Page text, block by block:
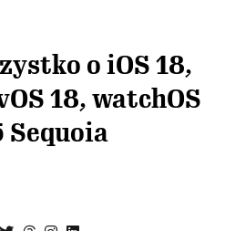
o iOS 18,
18, watchOS
Sequoia